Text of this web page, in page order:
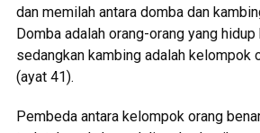
dan memilah antara domba dan
Domba adalah orang-orang yang
sedangkan kambing adalah kelompok
(ayat 41).
Pembeda antara kelompok orang